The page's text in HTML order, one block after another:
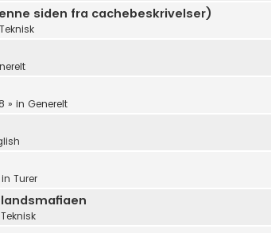
siden fra cachebeskrivelser)
Teknisk
» in Generelt
Turer
Teknisk